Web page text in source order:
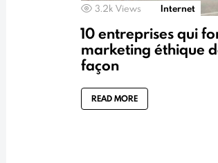
3.2k Views Internet
10 entreprises qui
marketing éthique
façon
READ MORE